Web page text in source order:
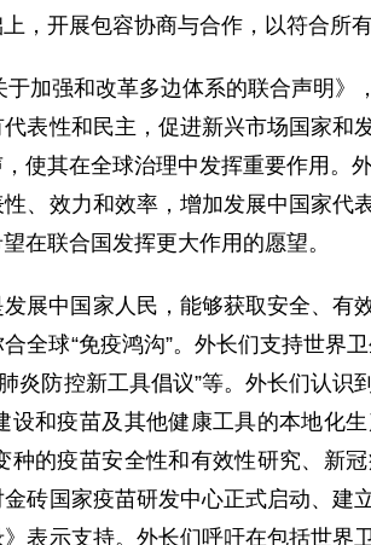
，开展包容协商与合作，以符合所有
加强和改革多边体系的联合声明
表性和民主，促进新兴市场国家
使其在全球治理中发挥重要作用。
、效力和效率，增加发展中国家
在联合国发挥更大作用的愿望。
展中国家人民，能够获取安全、有
全球“免疫鸿沟”。外长们支持世界
炎防控新工具倡议”等。外长们认
和疫苗及其他健康工具的本地化
的疫苗安全性和有效性研究、新
砖国家疫苗研发中心正式启动、
表示支持。外长们呼吁在包括世